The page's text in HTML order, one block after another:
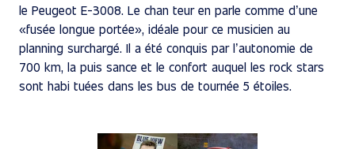
le Peugeot E-3008. Le chan teur en parle comme d’une
«fusée longue portée», idéale pour ce musicien au
planning surchargé. Il a été conquis par l’autonomie de
700 km, la puis sance et le confort auquel les rock stars
sont habi tuées dans les bus de tournée 5 étoiles.